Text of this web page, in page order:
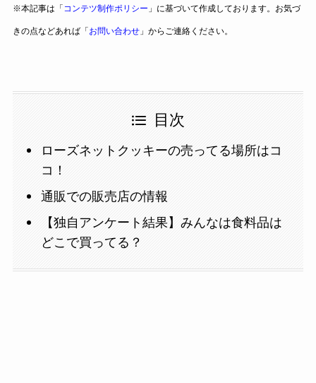
※本記事は「 コンテツ制作ポリシー 」に基づいて作成しております。お気づ
きの点などあれば「お問い合わせ」からご連絡ください。
目次
ローズネットクッキーの売ってる場所はコ
コ！
通販での販売店の情報
【独自アンケート結果】みんなは食料品は
どこで買ってる？